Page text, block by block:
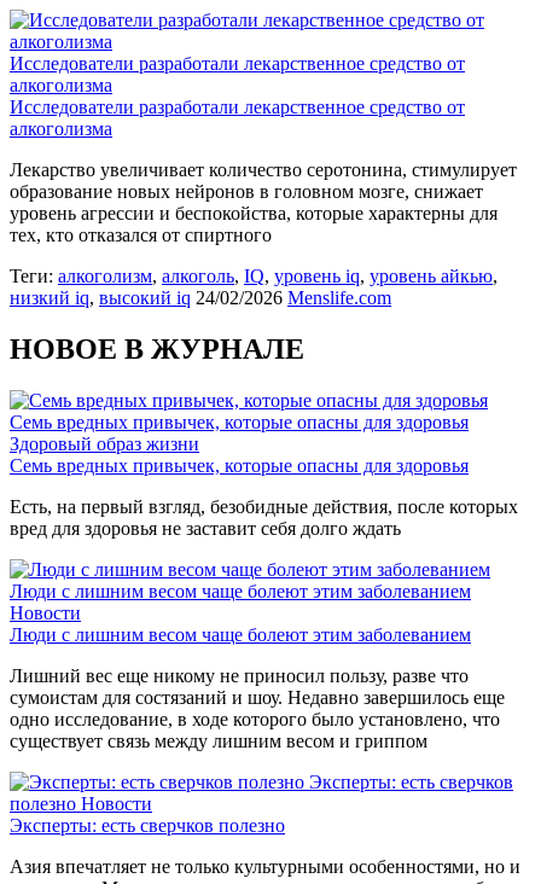
Исследователи разработали лекарственное средство от
алкоголизма
Исследователи разработали лекарственное средство от
алкоголизма
Лекарство увеличивает количество серотонина, стимулирует
образование новых нейронов в головном мозге, снижает
уровень агрессии и беспокойства, которые характерны для
тех, кто отказался от спиртного
Теги: алкоголизм, алкоголь, IQ, уровень iq, уровень айкью,
низкий iq, высокий iq 24/02/2026 Menslife.com
НОВОЕ В ЖУРНАЛЕ
Семь вредных привычек, которые опасны для здоровья
Здоровый образ жизни
Семь вредных привычек, которые опасны для здоровья
Есть, на первый взгляд, безобидные действия, после которых
вред для здоровья не заставит себя долго ждать
Люди с лишним весом чаще болеют этим заболеванием
Новости
Люди с лишним весом чаще болеют этим заболеванием
Лишний вес еще никому не приносил пользу, разве что
сумоистам для состязаний и шоу. Недавно завершилось еще
одно исследование, в ходе которого было установлено, что
существует связь между лишним весом и гриппом
Эксперты: есть сверчков
полезно Новости
Эксперты: есть сверчков полезно
Азия впечатляет не только культурными особенностями, но и